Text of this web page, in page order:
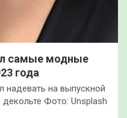
самые модные
года
надевать на выпускной
Фото: Unsplash